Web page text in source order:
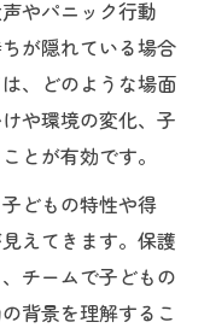
やパニック行動
が隠れている場合
、どのような場面
や環境の変化、子
とが有効です。
どもの特性や得
えてきます。保護
チームで子どもの
背景を理解するこ